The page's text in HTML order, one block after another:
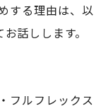
する理由は、以
話しします。
フルフレックス